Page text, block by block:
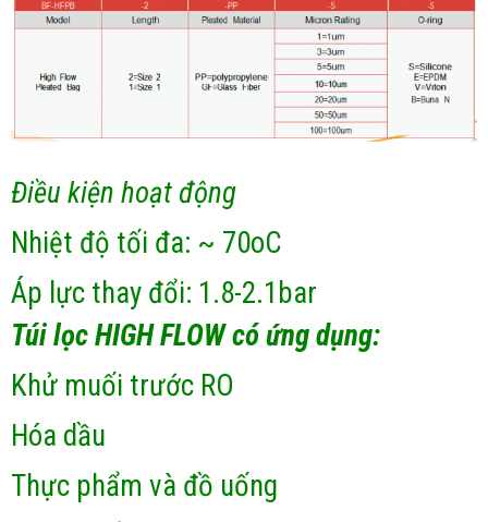
Điều kiện hoạt động
Nhiệt độ tối đa: ~ 70oC
Áp lực thay đổi: 1.8-2.1bar
Túi lọc HIGH FLOW có ứng dụng:
Khử muối trước RO
Hóa dầu
Thực phẩm và đồ uống